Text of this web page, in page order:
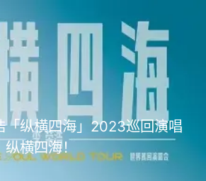
「纵横四海」2023巡回演唱
横四海！